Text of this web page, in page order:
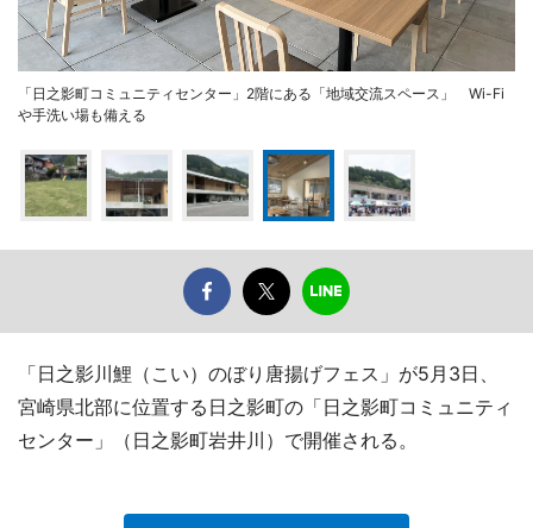
「日之影町コミュニティセンター」2階にある「地域交流スペース」 Wi-Fi
や手洗い場も備える
「日之影川鯉（こい）のぼり唐揚げフェス」が5月3日、
宮崎県北部に位置する日之影町の「日之影町コミュニティ
センター」（日之影町岩井川）で開催される。